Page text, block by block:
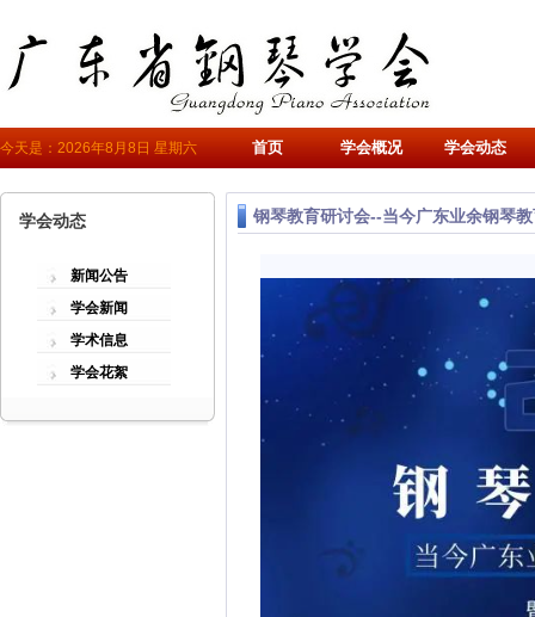
今天是：2026年8月8日 星期六 首页 学会概况 学会动态
学会动态
新闻公告
学会新闻
学术信息
学会花絮
钢琴教育研讨会--当今广东业余钢琴